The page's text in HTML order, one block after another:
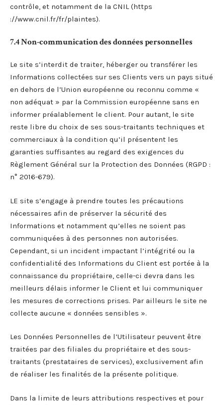
contrôle, et notamment de la CNIL (https
://www.cnil.fr/fr/plaintes).
7.4 Non-communication des données personnelles
Le site s’interdit de traiter, héberger ou transférer les
Informations collectées sur ses Clients vers un pays situé
en dehors de l’Union européenne ou reconnu comme «
non adéquat » par la Commission européenne sans en
informer préalablement le client. Pour autant, le site
reste libre du choix de ses sous-traitants techniques et
commerciaux à la condition qu’il présentent les
garanties suffisantes au regard des exigences du
Règlement Général sur la Protection des Données (RGPD :
n° 2016-679).
LE site s’engage à prendre toutes les précautions
nécessaires afin de préserver la sécurité des
Informations et notamment qu’elles ne soient pas
communiquées à des personnes non autorisées.
Cependant, si un incident impactant l’intégrité ou la
confidentialité des Informations du Client est portée à la
connaissance du propriétaire, celle-ci devra dans les
meilleurs délais informer le Client et lui communiquer
les mesures de corrections prises. Par ailleurs le site ne
collecte aucune « données sensibles ».
Les Données Personnelles de l’Utilisateur peuvent être
traitées par des filiales du propriétaire et des sous-
traitants (prestataires de services), exclusivement afin
de réaliser les finalités de la présente politique.
Dans la limite de leurs attributions respectives et pour